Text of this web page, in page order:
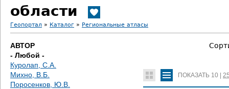
области
В
ы
з
Геопортал » Каталог » Региональные атласы
АВТОР
- Любой -
Куролап, С.А.
Михно, В.Б.
Поросенков, Ю.В.
ПОКАЗАТЬ 10